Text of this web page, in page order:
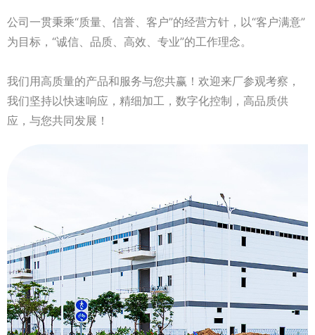
公司一贯秉乘“质量、信誉、客户”的经营方针，以“客户满意”
为目标，“诚信、品质、高效、专业”的工作理念。
我们用高质量的产品和服务与您共赢！欢迎来厂参观考察，
我们坚持以快速响应，精细加工，数字化控制，高品质供
应，与您共同发展！